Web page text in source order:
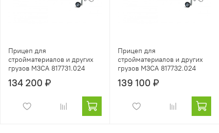
Прицеп для
стройматериалов и других
грузов МЗСА 817731.024
134 200 ₽
Прицеп для
стройматериалов и других
грузов МЗСА 817732.024
139 100 ₽